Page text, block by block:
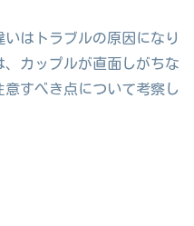
はトラブルの原因になり
カップルが直面しがちな
すべき点について考察し